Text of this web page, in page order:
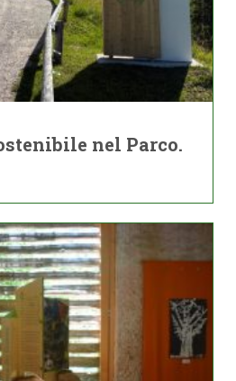
nel Parco.